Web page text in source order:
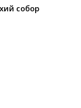
собор